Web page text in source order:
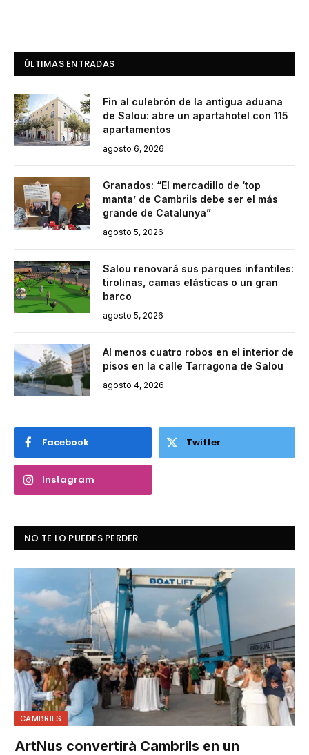
ÚLTIMAS ENTRADAS
Fin al culebrón de la antigua aduana
de Salou: abre un apartahotel con 115
apartamentos
agosto 6, 2026
Granados: “El mercadillo de ‘top
manta’ de Cambrils debe ser el más
grande de Catalunya”
agosto 5, 2026
Salou renovará sus parques infantiles:
tirolinas, camas elásticas o un gran
barco
agosto 5, 2026
Al menos cuatro robos en el interior de
pisos en la calle Tarragona de Salou
agosto 4, 2026
Facebook Twitter
Instagram
NO TE LO PUEDES PERDER
CAMBRILS
ArtNus convertirà Cambrils en un